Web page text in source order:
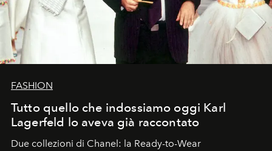
FASHION
Tutto quello che indossiamo oggi Karl
Lagerfeld lo aveva già raccontato
Due collezioni di Chanel: la Ready-to-Wear